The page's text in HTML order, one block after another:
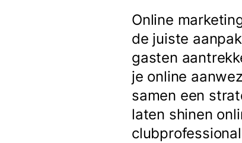
Online
de juiste
gasten
je online
samen een
laten shinen